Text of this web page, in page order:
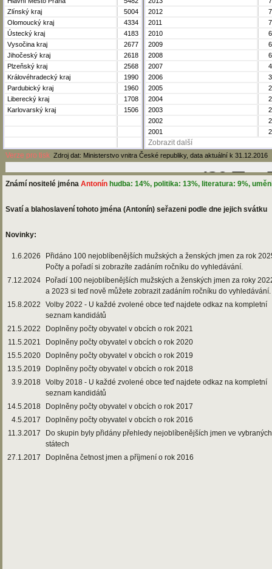
Zlínský kraj
5004
Olomoucký kraj
4334
Ústecký kraj
4183
Vysočina kraj
2677
Jihočeský kraj
2618
Plzeňský kraj
2568
Královéhradecký kraj
1990
Pardubický kraj
1960
Liberecký kraj
1708
Karlovarský kraj
1506
2012
2011
2010
2009
2008
2007
2006
2005
2004
2003
2002
2001
Zobrazit další
Verze pro tisk Zdroj dat: Ministerstvo vnitra České republiky, data aktuální k 31.12.2016
Známí nositelé jména Antonín hudba: 14%, politika: 13%, literatura: 9%,
Svatí a blahoslavení tohoto jména (Antonín) seřazeni podle dne jejich svátku
Novinky:
1.6.2026
Přidáno 100 nejoblíbenějších mužských a ženských jmen za rok
Počty a pořadí si zobrazíte zadáním ročníku do vyhledávání.
7.12.2024
Pořadí 100 nejoblíbenějších mužských a ženských jmen za roky
a 2023 si teď nově můžete zobrazit zadáním ročníku do vyhledávání.
15.8.2022
Volby 2022 - U každé zvolené obce teď najdete odkaz na kompletní
seznam kandidátů
21.5.2022
Doplněny počty obyvatel v obcích o rok 2021
11.5.2021
Doplněny počty obyvatel v obcích o rok 2020
15.5.2020
Doplněny počty obyvatel v obcích o rok 2019
13.5.2019
Doplněny počty obyvatel v obcích o rok 2018
3.9.2018 Volby 2018 - U každé zvolené obce teď najdete odkaz na kompletní
seznam kandidátů
14.5.2018
Doplněny počty obyvatel v obcích o rok 2017
4.5.2017
Doplněny počty obyvatel v obcích o rok 2016
11.3.2017
Do skupin byly přidány přehledy nejoblíbenějších jmen ve vybraných
státech
27.1.2017
Doplněna četnost jmen a příjmení o rok 2016